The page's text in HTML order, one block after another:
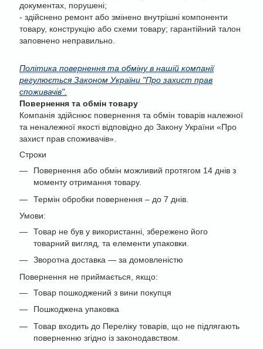
документах, порушені;
- здійснено ремонт або змінено внутрішні компоненти
товару, конструкцію або схеми товару; гарантійний талон
заповнено неправильно.
Політика повернення та обміну в нашій компанії
регулюється Законом України "Про захист прав
споживачів".
Повернення та обмін товару
Компанія здійснює повернення та обмін товарів належної
та неналежної якості відповідно до Закону України «Про
захист прав споживачів».
Строки
Повернення або обмін можливий протягом 14 днів з
моменту отримання товару.
Термін обробки повернення – до 7 днів.
Умови:
Товар не був у використанні, збережено його
товарний вигляд, та елементи упаковки.
Зворотна доставка — за домовленістю
Повернення не приймається, якщо:
Товар пошкоджений з вини покупця
Пошкоджена упаковка
Товар входить до Переліку товарів, що не підлягають
поверненню згідно із законодавством.